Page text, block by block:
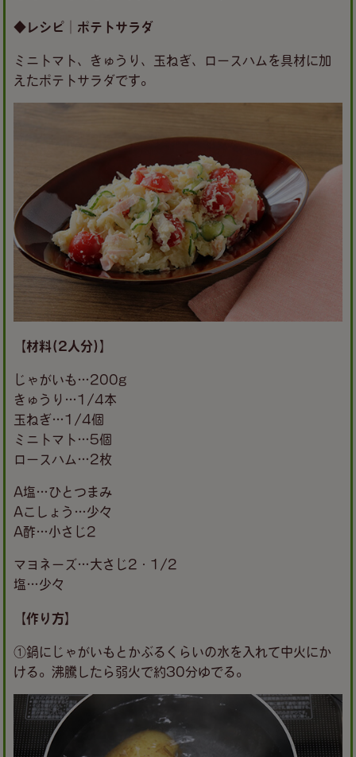
◆レシピ｜ポテトサラダ
ミニトマト、きゅうり、玉ねぎ、ロースハムを具材に加
えたポテトサラダです。
【材料(2人分)】
じゃがいも…200g
きゅうり…1/4本
玉ねぎ…1/4個
ミニトマト…5個
ロースハム…2枚
A塩…ひとつまみ
Aこしょう…少々
A酢…小さじ2
マヨネーズ…大さじ2・1/2
塩…少々
【作り方】
①鍋にじゃがいもとかぶるくらいの水を入れて中火にか
ける。沸騰したら弱火で約30分ゆでる。